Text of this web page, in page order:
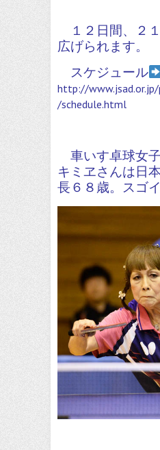
１２日間、２
広げられます。
スケジュール
http://
/schedule.html
車いす卓球女
キミヱさんは日
長６８歳。スゴイ